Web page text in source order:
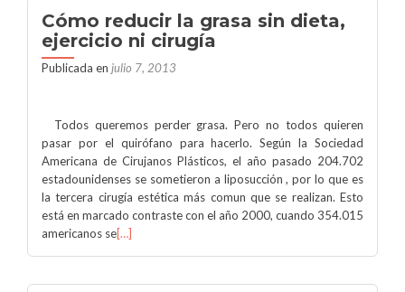
Cómo reducir la grasa sin dieta,
ejercicio ni cirugía
Publicada en julio 7, 2013
Todos queremos perder grasa. Pero no todos quieren
pasar por el quirófano para hacerlo. Según la Sociedad
Americana de Cirujanos Plásticos, el año pasado 204.702
estadounidenses se sometieron a liposucción , por lo que es
la tercera cirugía estética más comun que se realizan. Esto
está en marcado contraste con el año 2000, cuando 354.015
americanos se[…]